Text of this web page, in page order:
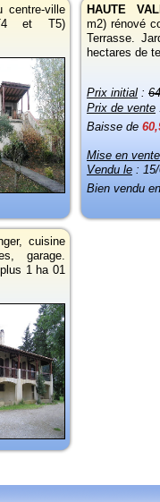
centre-ville
et T5)
HAUTE
m2) rénové
Terrasse.
hectares de
Prix initial:
Prix de vente
Baisse de
Mise en
Vendu le :
Bien vendu
cuisine
garage.
1 ha 01